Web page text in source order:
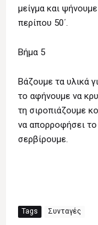
μείγμα και
περίπου 50΄.
Βήμα 5
Βάζουμε τα υλικά
το αφήνουμε να
τη σιροπιάζουμε
να απορροφήσει
σερβίρουμε.
Tags Συνταγές